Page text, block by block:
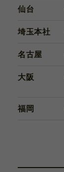
仙台
埼玉本社
名古屋
大阪
福岡